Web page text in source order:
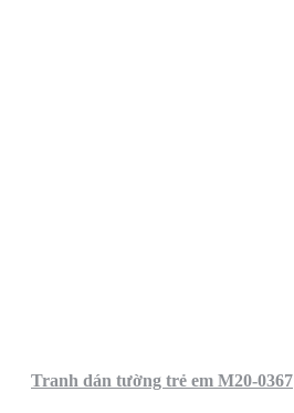
Tranh dán tường trẻ em M20-0367